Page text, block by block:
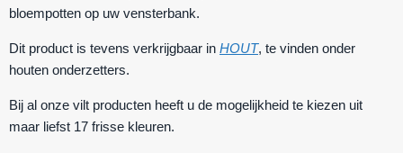
bloempotten op uw vensterbank.
Dit product is tevens verkrijgbaar in HOUT, te vinden onder
houten onderzetters.
Bij al onze vilt producten heeft u de mogelijkheid te kiezen uit
maar liefst 17 frisse kleuren.